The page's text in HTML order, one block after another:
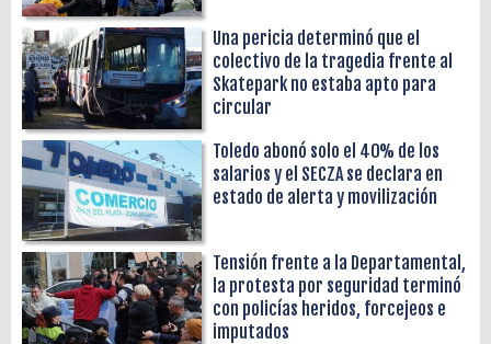
Una pericia determinó que el
colectivo de la tragedia frente al
Skatepark no estaba apto para
circular
Toledo abonó solo el 40% de los
salarios y el SECZA se declara en
estado de alerta y movilización
Tensión frente a la Departamental,
la protesta por seguridad terminó
con policías heridos, forcejeos e
imputados